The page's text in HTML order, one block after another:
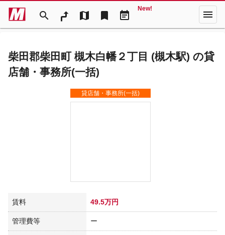
search map bookmark event_note
New! menu
柴田郡柴田町 槻木白幡２丁目 (槻木駅) の貸
店舗・事務所(一括)
貸店舗・事務所(一括)
賃料 49.5万円
管理費等 ー